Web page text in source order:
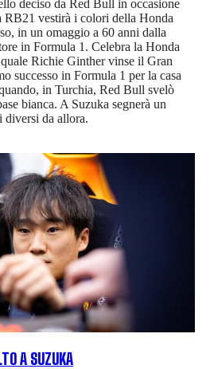
deciso da Red Bull in occasione
RB21 vestirà i colori della Honda
in un omaggio a 60 anni dalla
in Formula 1. Celebra la Honda
Richie Ginther vinse il Gran
successo in Formula 1 per la casa
in Turchia, Red Bull svelò
bianca. A Suzuka segnerà un
diversi da allora.
A SUZUKA